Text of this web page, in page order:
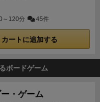
とではないこと。少し長く
、逆転を狙うのは難しいか
（オリジナル）と比較し
すとか、数値を計算すると
ロインたちでよかったん
基本にして最強。
～120分 45件
ートに追加する
ボードゲーム
・ゲーム